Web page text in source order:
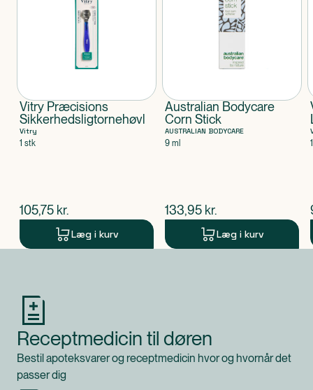
Vitry Præcisions
Sikkerhedsligtornehøvl
Vitry
1 stk
$nuværende pris
105,75 kr.
Læg i kurv
Australian Bodycare
Corn Stick
AUSTRALIAN BODYCARE
9 ml
$nuværende pris
133,95 kr.
Læg i kurv
Receptmedicin til døren
Bestil apoteksvarer og receptmedicin hvor og hvornår det
passer dig